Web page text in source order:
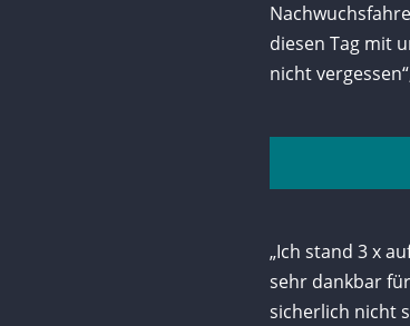
diesen Tag mit
nicht
„Ich stand 3 x
sehr dankbar
sicherlich nicht